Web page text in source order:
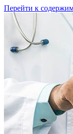
Перейти к